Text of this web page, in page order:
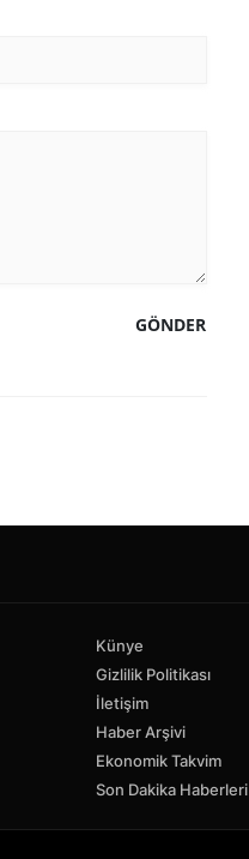
GÖNDER
Künye
Gizlilik Politikası
İletişim
Haber Arşivi
Ekonomik Takvim
Son Dakika Haberleri